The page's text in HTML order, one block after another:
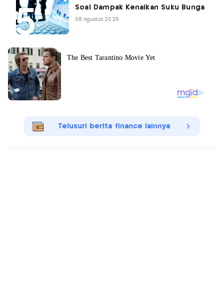
Soal Dampak Kenaikan Suku Bunga
08 Agustus 2026
Telusuri berita finance lainnya